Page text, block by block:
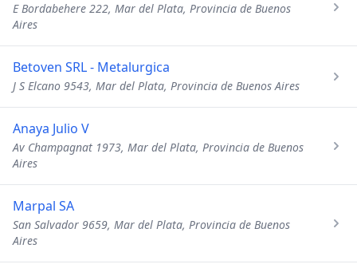
E Bordabehere 222, Mar del Plata, Provincia de Buenos
Aires
Betoven SRL - Metalurgica
J S Elcano 9543, Mar del Plata, Provincia de Buenos Aires
Anaya Julio V
Av Champagnat 1973, Mar del Plata, Provincia de Buenos
Aires
Marpal SA
San Salvador 9659, Mar del Plata, Provincia de Buenos
Aires